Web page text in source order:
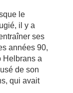
le
il y a
ses
années 90,
Helbrans a
de son
qui avait